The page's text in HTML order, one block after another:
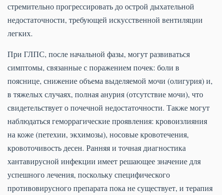
стремительно прогрессировать до острой дыхательной
недостаточности, требующей искусственной вентиляции
легких.
При ГЛПС, после начальной фазы, могут развиваться
симптомы, связанные с поражением почек: боли в
пояснице, снижение объема выделяемой мочи (олигурия) и,
в тяжелых случаях, полная анурия (отсутствие мочи), что
свидетельствует о почечной недостаточности. Также могут
наблюдаться геморрагические проявления: кровоизлияния
на коже (петехии, экхимозы), носовые кровотечения,
кровоточивость десен. Ранняя и точная диагностика
хантавирусной инфекции имеет решающее значение для
успешного лечения, поскольку специфического
противовирусного препарата пока не существует, и терапия